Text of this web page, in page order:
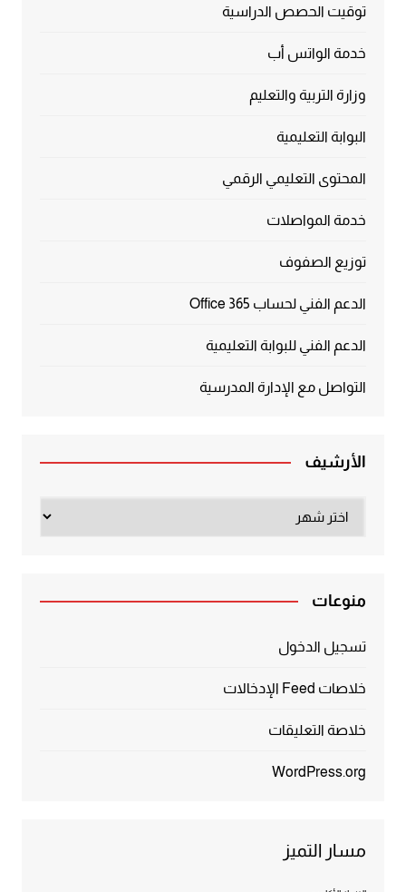
توقيت الحصص الدراسية
خدمة الواتس أب
وزارة التربية والتعليم
البوابة التعليمية
المحتوى التعليمي الرقمي
خدمة المواصلات
توزيع الصفوف
الدعم الفني لحساب Office 365
الدعم الفني للبوابة التعليمية
التواصل مع الإدارة المدرسية
الأرشيف
منوعات
تسجيل الدخول
خلاصات Feed الإدخالات
خلاصة التعليقات
WordPress.org
مسار التميز